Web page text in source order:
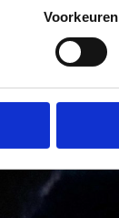
Voorkeuren